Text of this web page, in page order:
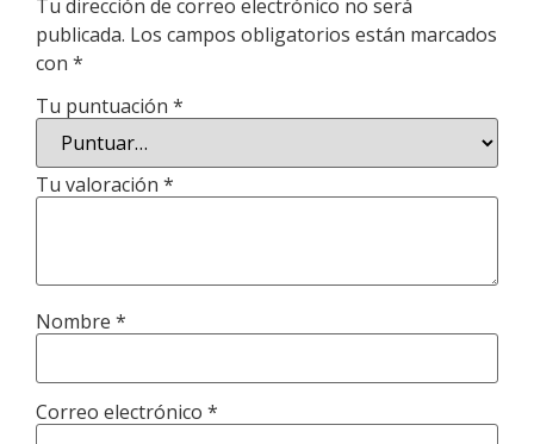
Tu dirección de correo electrónico no será
publicada. Los campos obligatorios están marcados
con *
Tu puntuación *
Tu valoración *
Nombre *
Correo electrónico *